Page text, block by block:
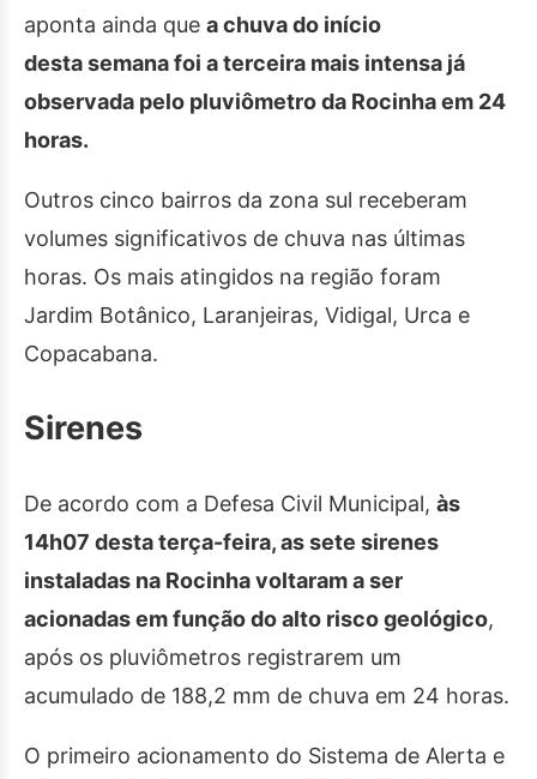
aponta ainda que a chuva do início
desta semana foi a terceira mais intensa já
observada pelo pluviômetro da Rocinha em 24
horas.
Outros cinco bairros da zona sul receberam
volumes significativos de chuva nas últimas
horas. Os mais atingidos na região foram
Jardim Botânico, Laranjeiras, Vidigal, Urca e
Copacabana.
Sirenes
De acordo com a Defesa Civil Municipal, às
14h07 desta terça-feira, as sete sirenes
instaladas na Rocinha voltaram a ser
acionadas em função do alto risco geológico,
após os pluviômetros registrarem um
acumulado de 188,2 mm de chuva em 24 horas.
O primeiro acionamento do Sistema de Alerta e